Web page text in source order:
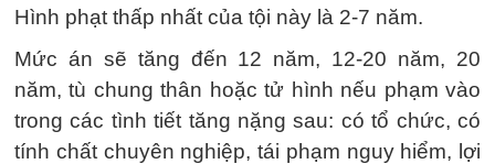
Hình phạt thấp nhất của tội này là 2-7 năm.
Mức án sẽ tăng đến 12 năm, 12-20 năm, 20
năm, tù chung thân hoặc tử hình nếu phạm vào
trong các tình tiết tăng nặng sau: có tổ chức, có
tính chất chuyên nghiệp, tái phạm nguy hiểm, lợi